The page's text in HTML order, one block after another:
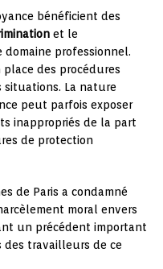
bénéficient des
et le
professionnel.
des procédures
situations. La nature
peut parfois exposer
inappropriés de la part
de protection
de Paris a condamné
moral envers
un précédent important
des travailleurs de ce